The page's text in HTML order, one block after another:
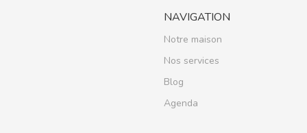
NAVIGATION
Notre maison
Nos services
Blog
Agenda